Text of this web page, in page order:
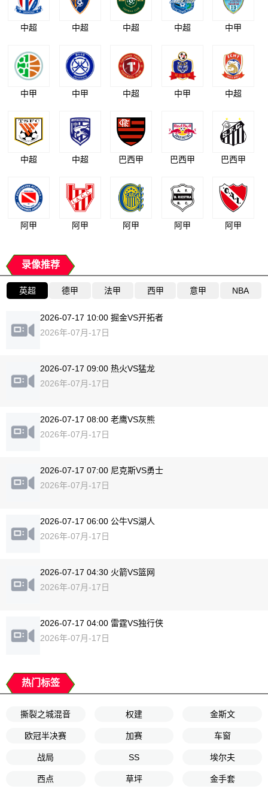
中超 中超 中超 中超 中甲
中甲 中甲 中超 中甲 中超
中超 中超 巴西甲 巴西甲 巴西甲
阿甲 阿甲 阿甲 阿甲 阿甲
录像推荐
英超 德甲 法甲 西甲 意甲 NBA
2026-07-17 10:00 掘金VS开拓者
2026年-07月-17日
2026-07-17 09:00 热火VS猛龙
2026年-07月-17日
2026-07-17 08:00 老鹰VS灰熊
2026年-07月-17日
2026-07-17 07:00 尼克斯VS勇士
2026年-07月-17日
2026-07-17 06:00 公牛VS湖人
2026年-07月-17日
2026-07-17 04:30 火箭VS篮网
2026年-07月-17日
2026-07-17 04:00 雷霆VS独行侠
2026年-07月-17日
热门标签
撕裂之城混音 权建 金斯文
欧冠半决赛 加赛 车窗
战局 SS 埃尔夫
西点 草坪 金手套